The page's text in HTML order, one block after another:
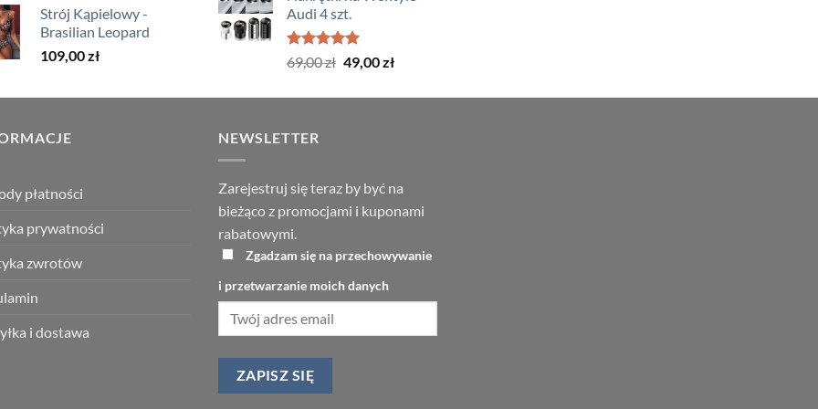
wynosiła:
119,00 zł.
Strój Kąpielowy -
Brasilian Leopard
109,00zł
199,00 zł.
Audi 4 szt.
Oceniono
5.00
69,00zł Pierwotna
wynosiła:
49,00złAktualna
wynosi:
płatności
prywatności
zwrotów
i dostawa
NEWSLETTER
Zarejestruj się teraz by być na
bieżąco z promocjami i kuponami
rabatowymi.
Zgadzam się na przechowywanie
i przetwarzanie moich danych